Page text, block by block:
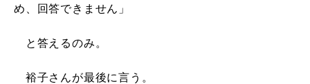
め、回答できません」
と答えるのみ。
裕子さんが最後に言う。